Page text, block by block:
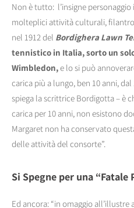
Non è tutto: l’insigne
molteplici attività culturali,
nel 1912 del Bordighera Lawn
tennistico in Italia, sorto un
Wimbledon,e lo si può
carica più a lungo, ben 10 anni, dal
spiega la scrittrice Bordigotta – è
carica per 10 anni, non esistono
Margaret non ha conservato
delle attività del consorte”.
Si Spegne per una
Ed ancora: “in omaggio